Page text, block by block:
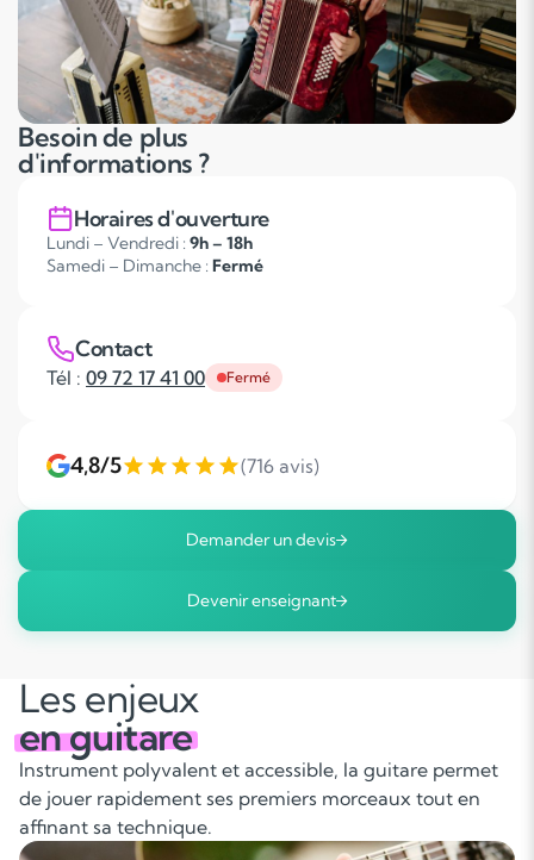
Besoin de plus
d'informations ?
Horaires d'ouverture
Lundi – Vendredi : 9h – 18h
Samedi – Dimanche : Fermé
Contact
Tél : 09 72 17 41 00 Fermé
4,8/5 (716 avis)
Demander un devis
Devenir enseignant
Les enjeux
en guitare
Instrument polyvalent et accessible, la guitare permet
de jouer rapidement ses premiers morceaux tout en
affinant sa technique.